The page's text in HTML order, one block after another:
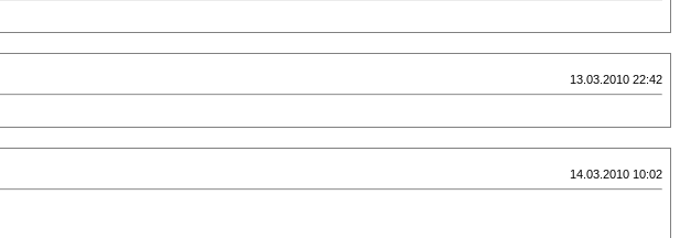
13.03.2010 22:42
14.03.2010 10:02